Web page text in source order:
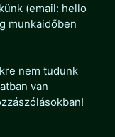
(email: hello
munkaidőben
nem tudunk
van